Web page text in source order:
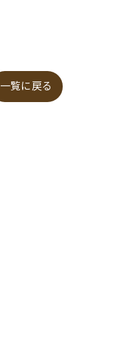
一覧に戻る